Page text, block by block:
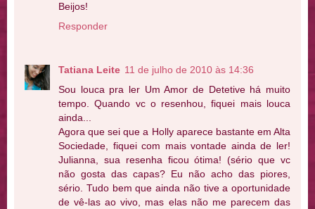
Beijos!
Responder
Tatiana Leite 11 de julho de 2010 às 14:36
Sou louca pra ler Um Amor de Detetive há muito
tempo. Quando vc o resenhou, fiquei mais louca
ainda...
Agora que sei que a Holly aparece bastante em Alta
Sociedade, fiquei com mais vontade ainda de ler!
Julianna, sua resenha ficou ótima! (sério que vc
não gosta das capas? Eu não acho das piores,
sério. Tudo bem que ainda não tive a oportunidade
de vê-las ao vivo, mas elas não me parecem das